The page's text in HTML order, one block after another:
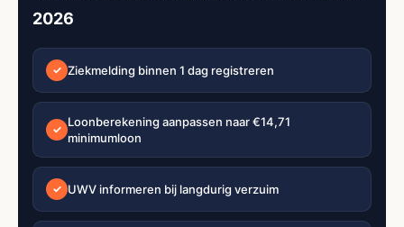
2026
✓ Ziekmelding binnen 1 dag registreren
✓
Loonberekening aanpassen naar €14,71
minimumloon
✓ UWV informeren bij langdurig verzuim